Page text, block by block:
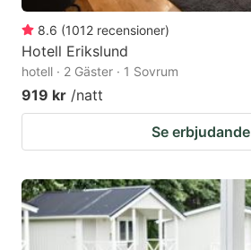
8.6 (1012 recensioner)
Hotell Erikslund
hotell · 2 Gäster · 1 Sovrum
919 kr /natt
Se erbjudande